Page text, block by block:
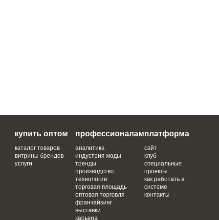
купить оптом
каталог товаров
витрины брендов
услуги
профессионалам
аналитика
индустрия моды
тренды
производство
технологии
торговая площадь
оптовая торговля
франчайзинг
выставки
карьера
платформа
сайт
клуб
специальные
проекты
как работать в
системе
контакты